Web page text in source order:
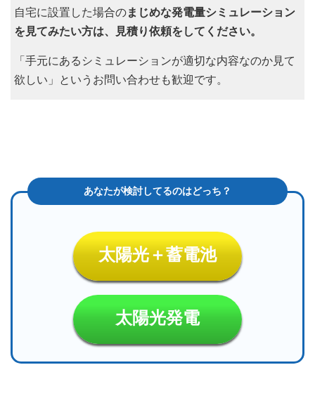
自宅に設置した場合のまじめな発電量シミュレーション
を見てみたい方は、見積り依頼をしてください。
「手元にあるシミュレーションが適切な内容なのか見て
欲しい」というお問い合わせも歓迎です。
太陽光＋蓄電池
太陽光発電